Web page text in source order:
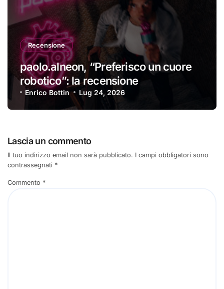
Recensione
paolo.alneon, “Preferisco un cuore
robotico”: la recensione
Enrico Bottin Lug 24, 2026
Lascia un commento
Il tuo indirizzo email non sarà pubblicato. I campi obbligatori sono
contrassegnati *
Commento *